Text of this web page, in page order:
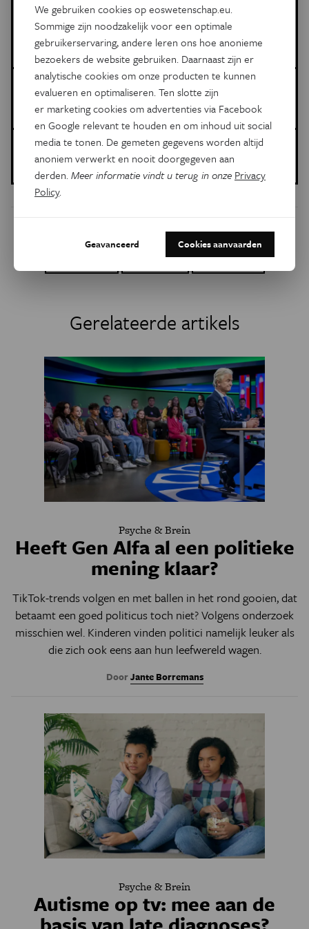
Gezondheid en Wetenschap
Meer artikels van deze auteur
Meer over de volgende onderwerpen:
Psyche & Brein kinderen junkfood media
Gepubliceerd op:
19 oktober 2018
Dit artikel delen op:
Twitter Linkedin
Gerelateerde artikels
Psyche & Brein
Heeft Gen Alfa al een politieke
mening klaar?
TikTok-trends volgen en met ballen in het rond gooien, dat
betaamt een goed politicus toch niet? Volgens onderzoek
misschien wel. Kinderen vinden politici namelijk leuker als
die zich ook eens aan hun leefwereld wagen.
DoorJante Borremans
Psyche & Brein
Autisme op tv: mee aan de
We gebruiken cookies op eoswetenschap.eu.
Sommige zijn noodzakelijk voor een optimale
gebruikerservaring, andere leren ons hoe anonieme
bezoekers de website gebruiken. Daarnaast zijn er
analytische cookies om onze producten te kunnen
evalueren en optimaliseren. Ten slotte zijn
er marketing cookies om advertenties via Facebook
en Google relevant te houden en om inhoud uit social
media te tonen. De gemeten gegevens worden altijd
anoniem verwerkt en nooit doorgegeven aan
derden.Meer informatie vindt u terug in onze Privacy
Policy.
Geavanceerd Cookies aanvaarden